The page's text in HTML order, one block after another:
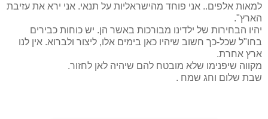
למאות אלפים.. אני פוחד מהישראליות על תנאי. אני ירא את עזיבת
הארץ".
יהיו הבחירות של ילדינו מבורכות באשר הן. יש כוחות כבירים
בחו"ל שכל-כך חשוב שיהיו כאן בימים אלו, ליצור ולברוא. אין לנו
ארץ אחרת.
מקווה שיפנימו שלא מובטח להם שיהיה לאן לחזור.
שבת שלום וחג שמח .